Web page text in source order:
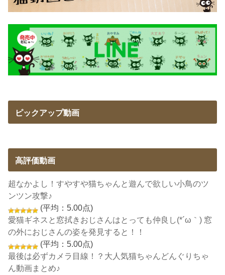
ピックアップ動画
高評価動画
超なかよし！すやすや猫ちゃんと遊んで欲しい小鳥のツ
ンツン攻撃♪
(平均：5.00点)
愛猫ギネスと窓拭きおじさんはとっても仲良し(*´ω｀) 窓
の外におじさんの姿を発見すると！！
(平均：5.00点)
最後は必ずカメラ目線！？大人気猫ちゃんどんぐりちゃ
ん動画まとめ♪